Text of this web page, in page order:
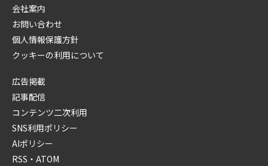
会社案内
お問い合わせ
個人情報保護方針
クッキーの利用について
広告掲載
記事配信
コンテンツ二次利用
SNS利用ポリシー
AIポリシー
RSS・ATOM